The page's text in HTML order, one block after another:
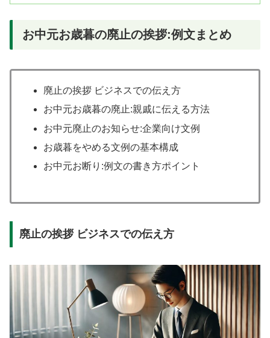
お中元お歳暮の廃止の挨拶:例文まとめ
廃止の挨拶 ビジネスでの伝え方
お中元お歳暮の廃止:親戚に伝える方法
お中元廃止のお知らせ:企業向け文例
お歳暮をやめる文例の基本構成
お中元お断り:例文の書き方ポイント
廃止の挨拶 ビジネスでの伝え方